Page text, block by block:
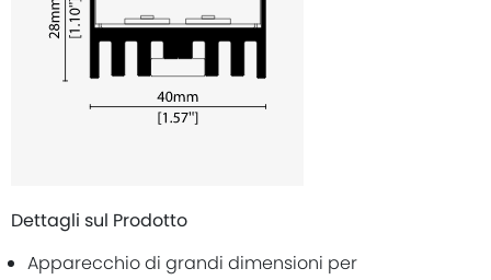
Dettagli sul Prodotto
Apparecchio di grandi dimensioni per